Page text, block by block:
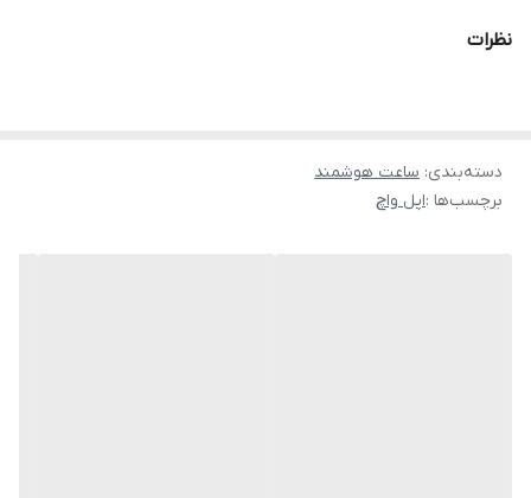
قابلیت تعویض بند
نیست
نظرات
دسته‌بندی: ساعت هوشمند
برچسب‌ها :اپل واچ